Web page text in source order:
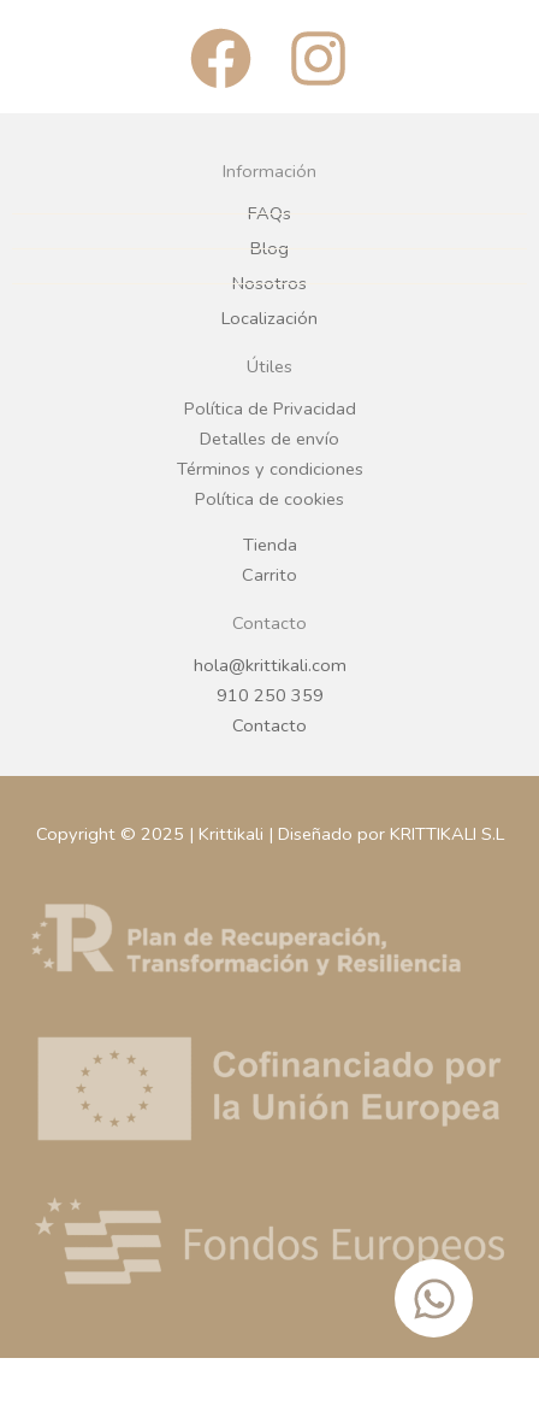
F
a
c
e
b
o
o
k
I
n
g
r
a
Información
FAQs
Blog
Nosotros
Localización
Útiles
Política de Privacidad
Detalles de envío
Términos y condiciones
Política de cookies
Tienda
Carrito
Contacto
hola@krittikali.com
910 250 359
Contacto
Copyright © 2025 | Krittikali | Diseñado por KRITTIKALI S.L